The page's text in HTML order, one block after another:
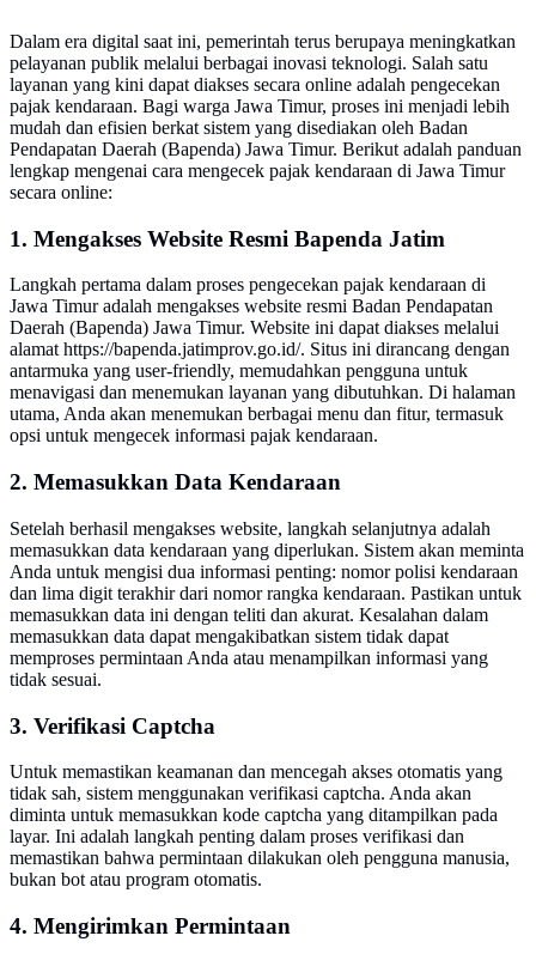
Dalam era digital saat ini, pemerintah terus berupaya meningkatkan
pelayanan publik melalui berbagai inovasi teknologi. Salah satu
layanan yang kini dapat diakses secara online adalah pengecekan
pajak kendaraan. Bagi warga Jawa Timur, proses ini menjadi lebih
mudah dan efisien berkat sistem yang disediakan oleh Badan
Pendapatan Daerah (Bapenda) Jawa Timur. Berikut adalah panduan
lengkap mengenai cara mengecek pajak kendaraan di Jawa Timur
secara online:
1. Mengakses Website Resmi Bapenda Jatim
Langkah pertama dalam proses pengecekan pajak kendaraan di
Jawa Timur adalah mengakses website resmi Badan Pendapatan
Daerah (Bapenda) Jawa Timur. Website ini dapat diakses melalui
alamat https://bapenda.jatimprov.go.id/. Situs ini dirancang dengan
antarmuka yang user-friendly, memudahkan pengguna untuk
menavigasi dan menemukan layanan yang dibutuhkan. Di halaman
utama, Anda akan menemukan berbagai menu dan fitur, termasuk
opsi untuk mengecek informasi pajak kendaraan.
2. Memasukkan Data Kendaraan
Setelah berhasil mengakses website, langkah selanjutnya adalah
memasukkan data kendaraan yang diperlukan. Sistem akan meminta
Anda untuk mengisi dua informasi penting: nomor polisi kendaraan
dan lima digit terakhir dari nomor rangka kendaraan. Pastikan untuk
memasukkan data ini dengan teliti dan akurat. Kesalahan dalam
memasukkan data dapat mengakibatkan sistem tidak dapat
memproses permintaan Anda atau menampilkan informasi yang
tidak sesuai.
3. Verifikasi Captcha
Untuk memastikan keamanan dan mencegah akses otomatis yang
tidak sah, sistem menggunakan verifikasi captcha. Anda akan
diminta untuk memasukkan kode captcha yang ditampilkan pada
layar. Ini adalah langkah penting dalam proses verifikasi dan
memastikan bahwa permintaan dilakukan oleh pengguna manusia,
bukan bot atau program otomatis.
4. Mengirimkan Permintaan